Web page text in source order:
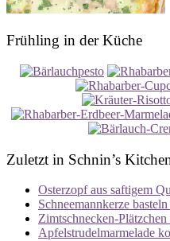
Frühling in der Küche
Zuletzt in Schnin’s
Osterzopf aus saftigem
Schneemannkerze
Zimtschnecken-
Apfelstrudelmarmelade